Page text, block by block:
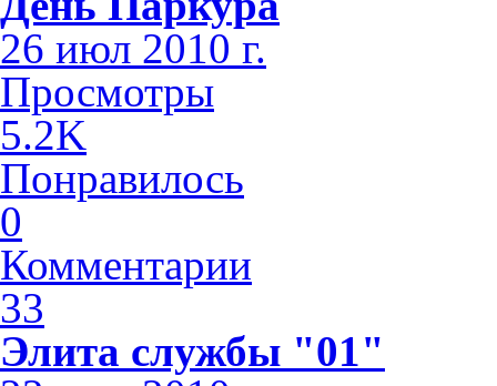
26 июл 2010 г.
Просмотры
5.2K
Понравилось
0
Комментарии
33
Элита службы "01"